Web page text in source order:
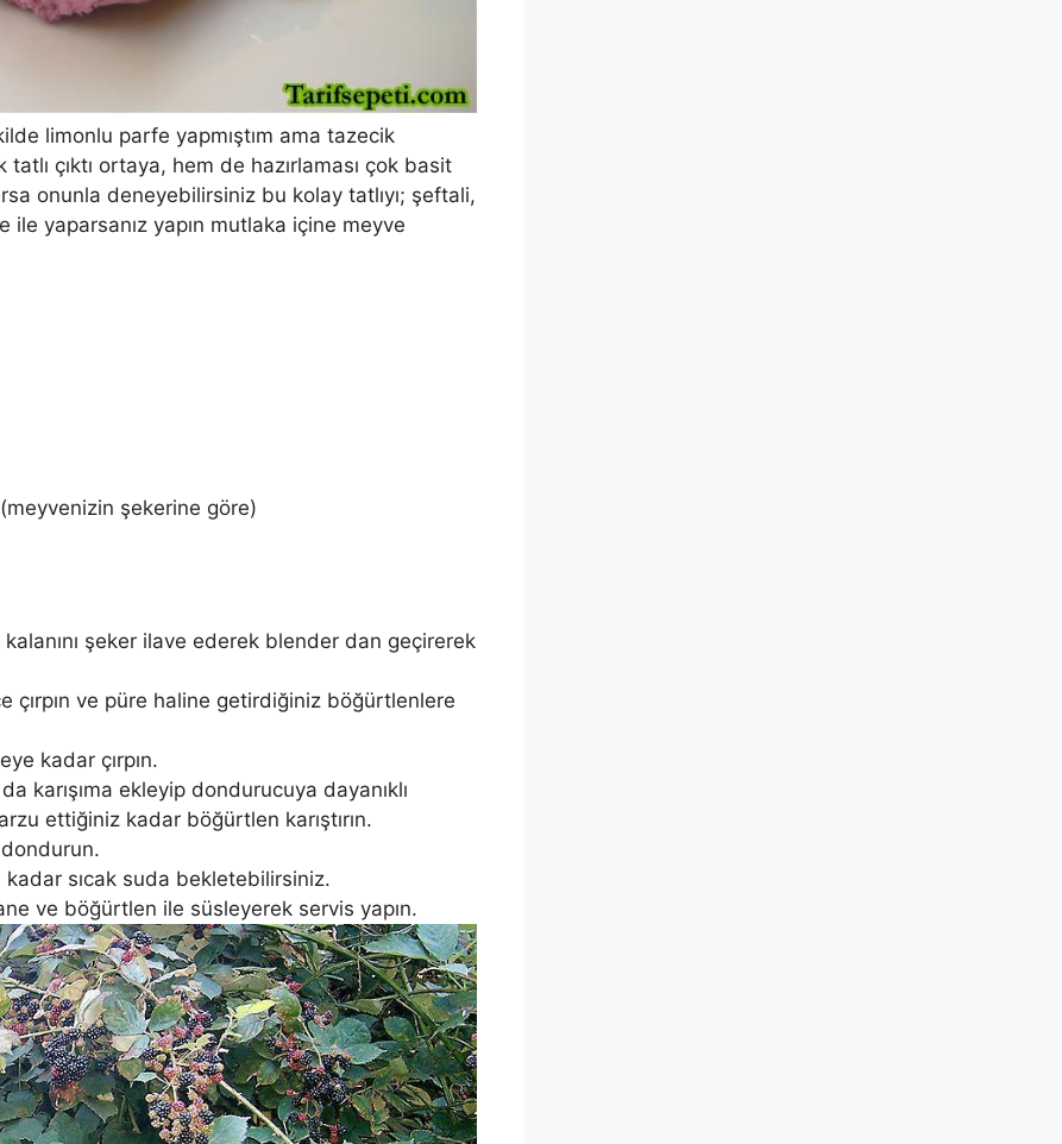
limonlu parfe yapmıştım ama tazecik
çıktı ortaya, hem de hazırlaması çok basit
onunla deneyebilirsiniz bu kolay tatlıyı; şeftali,
ile yaparsanız yapın mutlaka içine meyve
şekerine göre)
şeker ilave ederek blender dan geçirerek
çırpın ve püre haline getirdiğiniz böğürtlenlere
kadar çırpın.
karışıma ekleyip dondurucuya dayanıklı
ettiğiniz kadar böğürtlen karıştırın.
kadar sıcak suda bekletebilirsiniz.
ve böğürtlen ile süsleyerek servis yapın.